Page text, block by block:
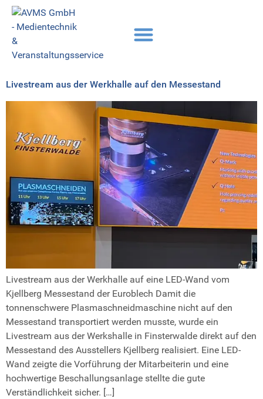
Livestream aus der Werkhalle auf den Messestand
Livestream aus der Werkhalle auf eine LED-Wand vom
Kjellberg Messestand der Euroblech Damit die
tonnenschwere Plasmaschneidmaschine nicht auf den
Messestand transportiert werden musste, wurde ein
Livestream aus der Werkshalle in Finsterwalde direkt auf den
Messestand des Ausstellers Kjellberg realisiert. Eine LED-
Wand zeigte die Vorführung der Mitarbeiterin und eine
hochwertige Beschallungsanlage stellte die gute
Verständlichkeit sicher. […]